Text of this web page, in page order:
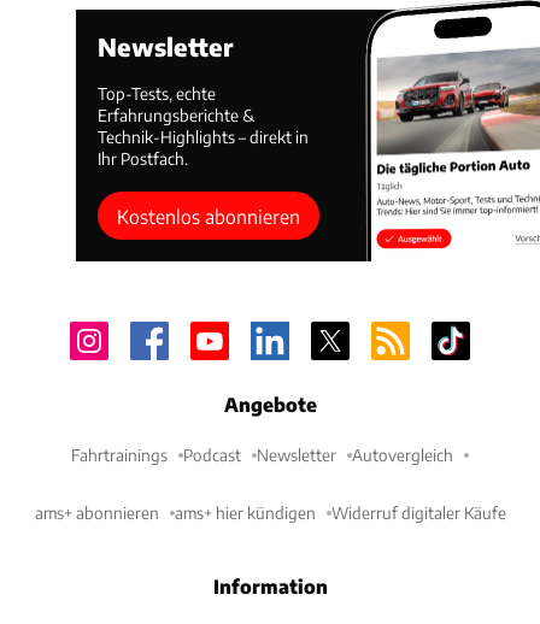
Newsletter
Top-Tests, echte
Erfahrungsberichte &
Technik-Highlights – direkt in
Ihr Postfach.
Kostenlos abonnieren
Angebote
Fahrtrainings Podcast Newsletter Autovergleich
ams+ abonnieren ams+ hier kündigen Widerruf digitaler Käufe
Information